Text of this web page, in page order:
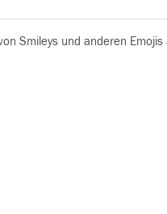
Smileys und anderen